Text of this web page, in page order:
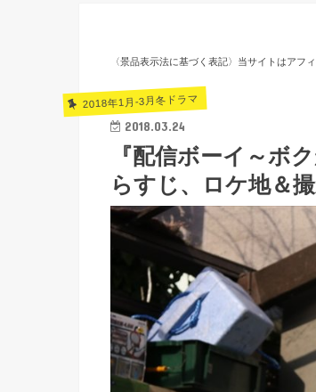
〈景品表示法に基づく表記〉当サイトはアフ
2018年1月-3月冬ドラマ
2018.03.24
『配信ボーイ～ボ
らすじ、ロケ地＆